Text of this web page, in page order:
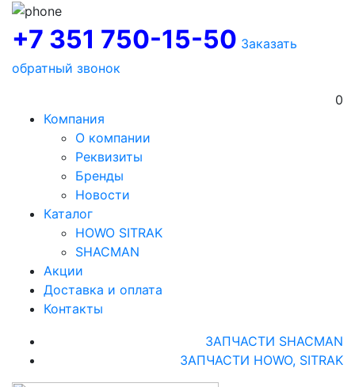
+7 351 750-15-50 Заказать
обратный звонок
0
Компания
О компании
Реквизиты
Бренды
Новости
Каталог
HOWO SITRAK
SHACMAN
Акции
Доставка и оплата
Контакты
ЗАПЧАСТИ SHACMAN
ЗАПЧАСТИ HOWO, SITRAK